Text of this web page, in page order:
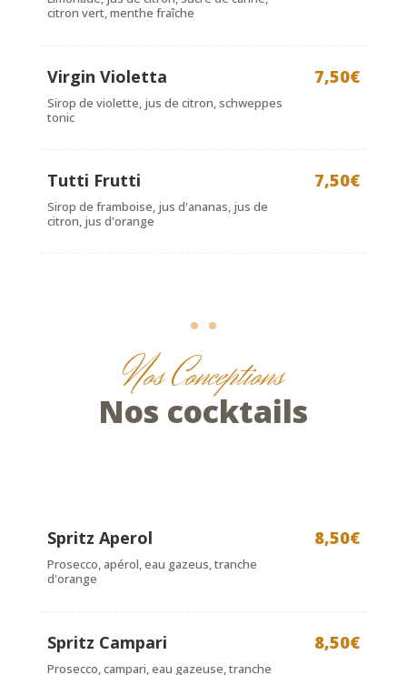
citron vert, menthe fraîche
Virgin Violetta 7,50€
Sirop de violette, jus de citron, schweppes
tonic
Tutti Frutti 7,50€
Sirop de framboise, jus d'ananas, jus de
citron, jus d'orange
Nos Conceptions
Nos cocktails
Spritz Aperol 8,50€
Prosecco, apérol, eau gazeus, tranche
d'orange
Spritz Campari 8,50€
Prosecco, campari, eau gazeuse, tranche